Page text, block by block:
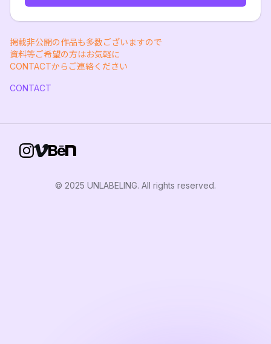
掲載非公開の作品も多数ございますので
資料等ご希望の方はお気軽に
CONTACTからご連絡ください
CONTACT
© 2025 UNLABELING. All rights reserved.